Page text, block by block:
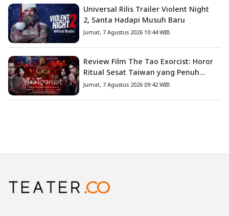
Universal Rilis Trailer Violent Night
2, Santa Hadapi Musuh Baru
Jumat, 7 Agustus 2026 10:44 WIB
Review Film The Tao Exorcist: Horor
Ritual Sesat Taiwan yang Penuh
Misteri dan Teror Psikologis
Jumat, 7 Agustus 2026 09:42 WIB